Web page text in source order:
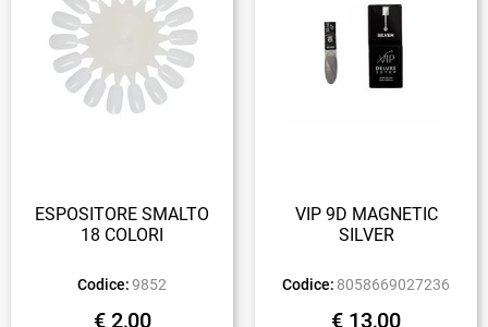
ESPOSITORE SMALTO
18 COLORI
Codice: 9852
€ 2,00
VIP 9D MAGNETIC
SILVER
Codice: 8058669027236
€ 13,00